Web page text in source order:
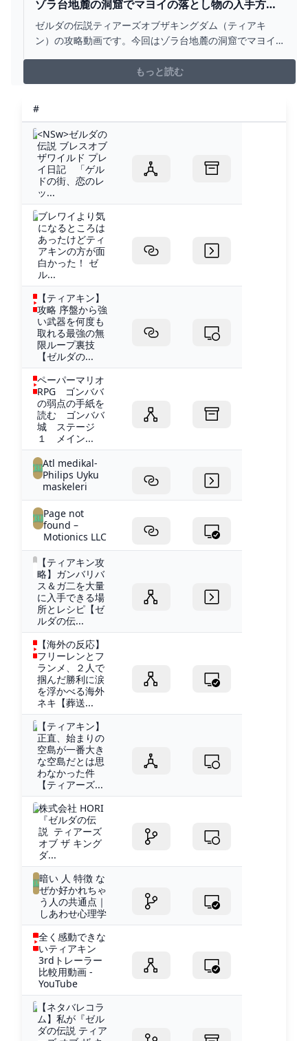
ゾラ台地麓の洞窟でマヨイの落とし物の入手方法
【ゼルダの伝説 ティアーズオブザキングダム（テ
ィアキン）】 - YOUTUBE
ゼルダの伝説ティアーズオブザキングダム（ティアキ
ン）の攻略動画です。今回はゾラ台地麓の洞窟でマヨイ
の洞窟をマップで表示00:20 ゾラ台地麓の洞窟を探検開始
04:30 ゾラ台地麓の洞窟のマヨイを発見04:39 マヨイを倒
もっと読む
#
<NSw>ゼルダの
伝説 ブレスオブ
ザワイルド プレ
イ日記 「ゲル
ドの街、恋のレ
ッ...
ブレワイより気
になるところは
あったけどティ
アキンの方が面
白かった！ ゼ
ル...
【ティアキン】
攻略 序盤から強
い武器を何度も
取れる最強の無
限ループ裏技
【ゼルダの...
ペーパーマリオ
RPG ゴンババ
の弱点の手紙を
読む ゴンババ
城 ステージ
１ メイン...
Atl medikal-
Philips Uyku
maskeleri
Page not
found –
Motionics LLC
【ティアキン攻
略】ガンバリバ
ス＆ガ二を大量
に入手できる場
所とレシピ【ゼ
ルダの伝...
【海外の反応】
フリーレンとフ
ランメ、２人で
掴んだ勝利に涙
を浮かべる海外
ネキ【葬送...
【ティアキン】
正直、始まりの
空島が一番大き
な空島だとは思
わなかった件
【ティアーズ...
株式会社 HORI
『ゼルダの伝
説 ティアーズ
オブ ザ キング
ダ...
暗い 人 特徴 な
ぜか好かれちゃ
う人の共通点｜
しあわせ心理学
全く感動できな
いティアキン
3rdトレーラー
比較用動画 -
YouTube
【ネタバレコラ
ム】私が『ゼル
ダの伝説 ティア